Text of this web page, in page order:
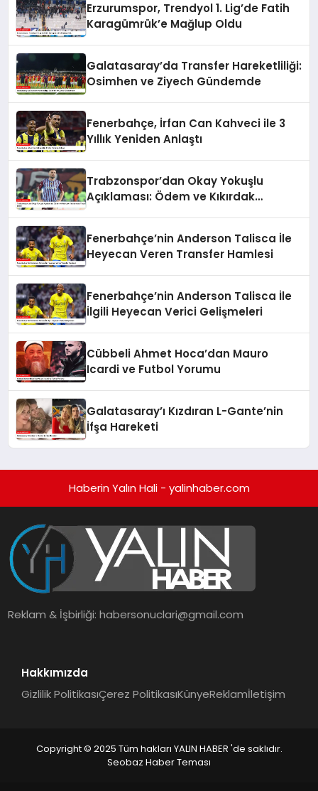
Erzurumspor, Trendyol 1. Lig’de Fatih
Karagümrük’e Mağlup Oldu
Galatasaray’da Transfer Hareketliliği:
Osimhen ve Ziyech Gündemde
Fenerbahçe, İrfan Can Kahveci ile 3
Yıllık Yeniden Anlaştı
Trabzonspor’dan Okay Yokuşlu
Açıklaması: Ödem ve Kıkırdak
Fenerbahçe’nin Anderson Talisca İle
Heyecan Veren Transfer Hamlesi
Fenerbahçe’nin Anderson Talisca İle
İlgili Heyecan Verici Gelişmeleri
Cübbeli Ahmet Hoca’dan Mauro
Icardi ve Futbol Yorumu
Galatasaray’ı Kızdıran L-Gante’nin
İfşa Hareketi
Haberin Yalın Hali - yalinhaber.com
Reklam & İşbirliği:habersonuclari@gmail.com
Hakkımızda
Gizlilik PolitikasıÇerez PolitikasıKünyeReklamİletişim
Copyright © 2025 Tüm hakları YALIN HABER 'de saklıdır.
Seobaz Haber Teması